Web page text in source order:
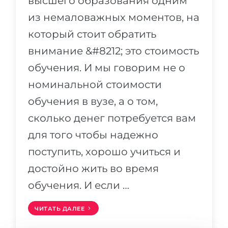
Города
ПРОФЕССИИ
Профессии
Примеры вакансий
КАРЬЕРНОЕ ОРИЕНТИРОВАНИЕ
Тест Голланда
Тест Карта Интересов
Тест RIASEC
Успехна
100%
ПОСТУПАЕМ НА...
Медицина
Инженерия
Физика
Россия
Украина
Казахстан
Азербайджан
из немаловажных моментов, на
который стоит обратить
внимание &#8212; это стоимость
обучения. И мы говорим не о
номинальной стоимости
обучения в вузе, а о том,
сколько денег потребуется вам
для того чтобы надежно
поступить, хорошо учиться и
достойно жить во время
обучения. И если …
ЧИТАТЬ ДАЛЕЕ